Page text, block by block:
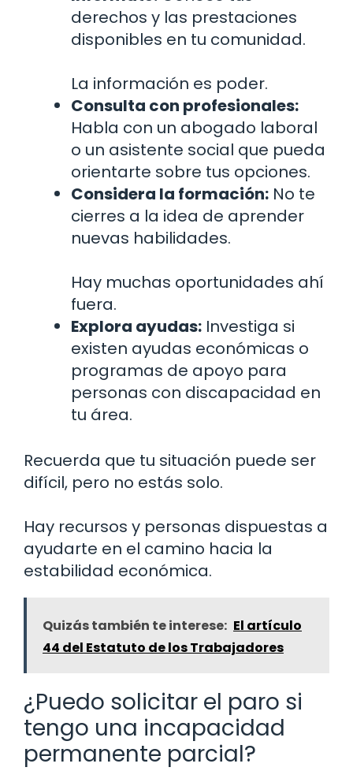
derechos y las prestaciones
disponibles en tu comunidad.
La información es poder.
Consulta con profesionales:
Habla con un abogado laboral
o un asistente social que pueda
orientarte sobre tus opciones.
Considera la formación: No te
cierres a la idea de aprender
nuevas habilidades.
Hay muchas oportunidades ahí
fuera.
Explora ayudas: Investiga si
existen ayudas económicas o
programas de apoyo para
personas con discapacidad en
tu área.
Recuerda que tu situación puede ser
difícil, pero no estás solo.
Hay recursos y personas dispuestas a
ayudarte en el camino hacia la
estabilidad económica.
Quizás también te interese: El artículo
44 del Estatuto de los Trabajadores
¿Puedo solicitar el paro si
tengo una incapacidad
permanente parcial?